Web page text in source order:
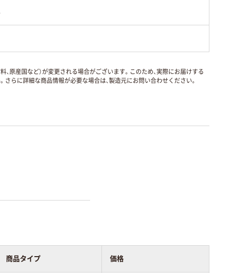
、原産国など）が変更される場合がございます。このため、実際にお届けする
らに詳細な商品情報が必要な場合は、製造元にお問い合わせください。
商品タイプ 価格